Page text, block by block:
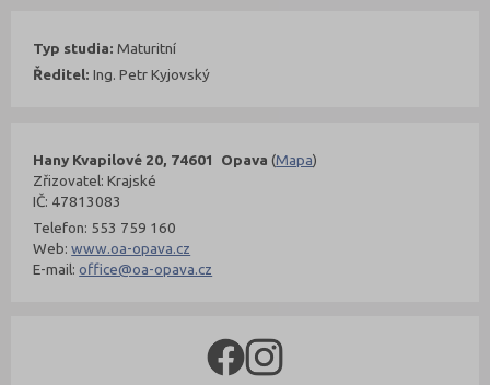
Hany Kvapilové 20, 74601 Opava (Mapa)
Zřizovatel: Krajské
IČ: 47813083
Telefon: 553 759 160
Web:www.oa-opava.cz
E-mail:office@oa-opava.cz
Typ studia: Maturitní
Ředitel: Ing. Petr Kyjovský